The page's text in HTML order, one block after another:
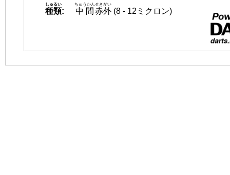
種類
しゅるい
: 中間
ちゅうかん
赤外
せきがい
(8 - 12ミクロン)